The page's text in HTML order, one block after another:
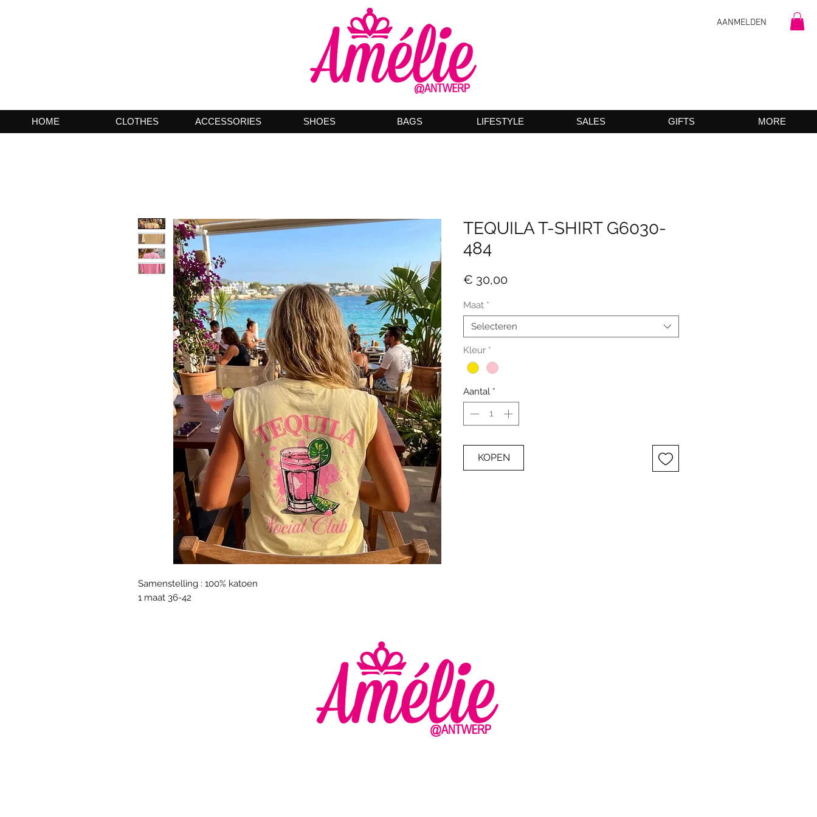
AANMELDEN
HOME CLOTHES ACCESSORIES SHOES BAGS LIFESTYLE SALES GIFTS MORE
Samenstelling : 100% katoen
1 maat 36-42
TEQUILA T-SHIRT G6030-
484
€ 30,00Prijs
Maat *
Selecteren
Kleur *
Aantal *
KOPEN